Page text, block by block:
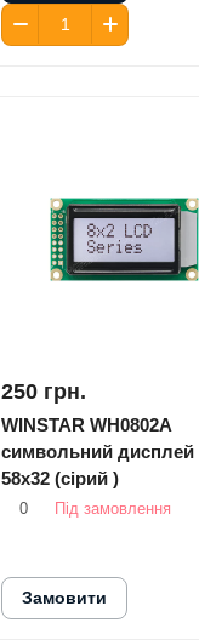
250 грн.
WINSTAR WH0802A
символьний дисплей
58x32 (сірий )
0 Під замовлення
Замовити